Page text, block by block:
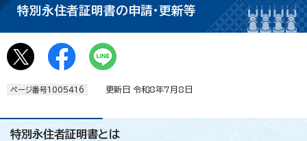
特別永住者証明書の申請・更新等
ページ番号1005416 更新日 令和8年7月8日
特別永住者証明書とは